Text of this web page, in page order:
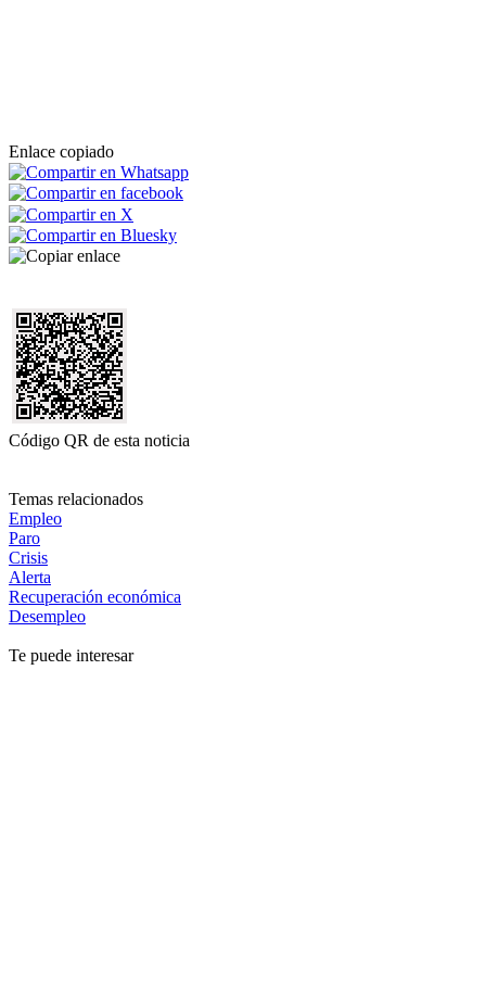
Enlace copiado
Código QR de esta noticia
Temas relacionados
Empleo
Paro
Crisis
Alerta
Recuperación económica
Desempleo
Te puede interesar